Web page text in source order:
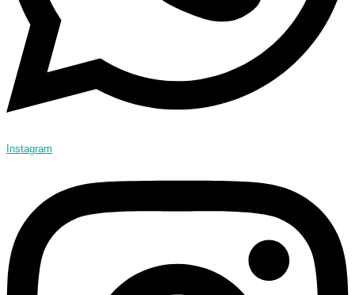
Instagram